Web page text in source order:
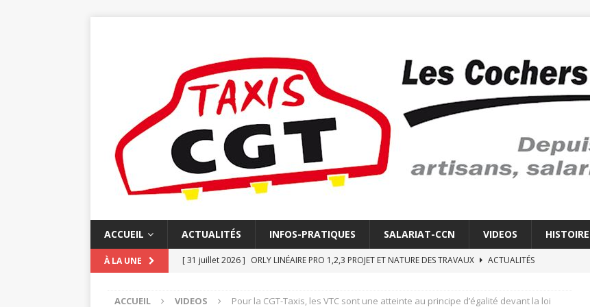
ACCUEIL ACTUALITÉS INFOS-PRATIQUES SALARIAT-CCN VIDEOS HISTOIRE
À LA UNE [ 31 juillet 2026 ] ORLY LINÉAIRE PRO 1,2,3 PROJET ET NATURE DES TRAVAUX
ACTUALITÉS
ACCUEIL VIDEOS Pour la CGT-Taxis, les VTC sont une atteinte au principe d’égalité devant la loi